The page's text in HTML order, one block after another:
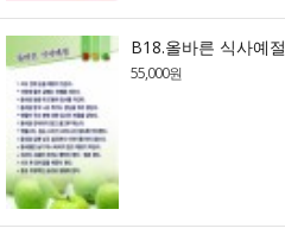
B18.올바른 식사예절
55,000원